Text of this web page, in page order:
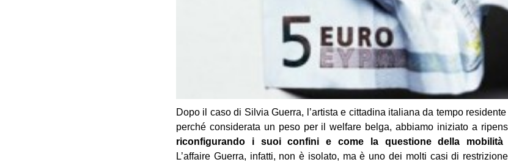
Dopo il caso di Silvia Guerra, l’artista e cittadina italiana da tempo
perché considerata un peso per il welfare belga, abbiamo iniziato a
riconfigurando i suoi confini e come la questione della
L’affaire Guerra, infatti, non è isolato, ma è uno dei molti casi di